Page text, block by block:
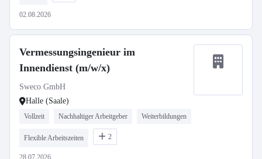
02.08.2026
Vermessungsingenieur im
Innendienst (m/w/x)
Sweco GmbH
Halle (Saale)
Vollzeit Nachhaltiger Arbeitgeber Weiterbildungen
Flexible Arbeitszeiten 2
28.07.2026